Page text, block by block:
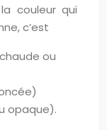
couleur qui
c’est
ou
opaque).